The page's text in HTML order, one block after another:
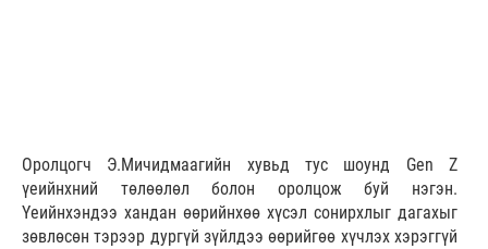
Оролцогч Э.Мичидмаагийн хувьд тус шоунд Gen Z
үеийнхний төлөөлөл болон оролцож буй нэгэн.
Үеийнхэндээ хандан өөрийнхөө хүсэл сонирхлыг дагахыг
зөвлөсөн тэрээр дургүй зүйлдээ өөрийгөө хүчлэх хэрэггүй